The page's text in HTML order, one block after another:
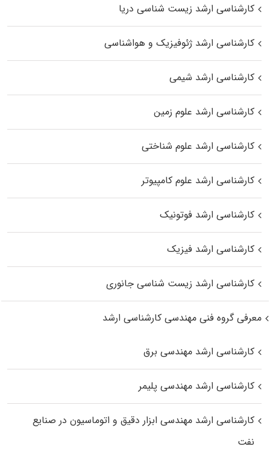
کارشناسی ارشد زیست‌ شناسی دریا
کارشناسی ارشد ژئوفیزیک و هواشناسی
کارشناسی ارشد شیمی
کارشناسی ارشد علوم زمین
کارشناسی ارشد علوم شناختی
کارشناسی ارشد علوم کامپیوتر
کارشناسی ارشد فوتونیک
کارشناسی ارشد فیزیک
کارشناسی ارشد زیست‌ شناسی جانوری
معرفی گروه فنی مهندسی کارشناسی ارشد
کارشناسی ارشد مهندسی برق
کارشناسی ارشد مهندسی پلیمر
کارشناسی ارشد مهندسی ابزار دقیق و اتوماسیون در صنایع
نفت